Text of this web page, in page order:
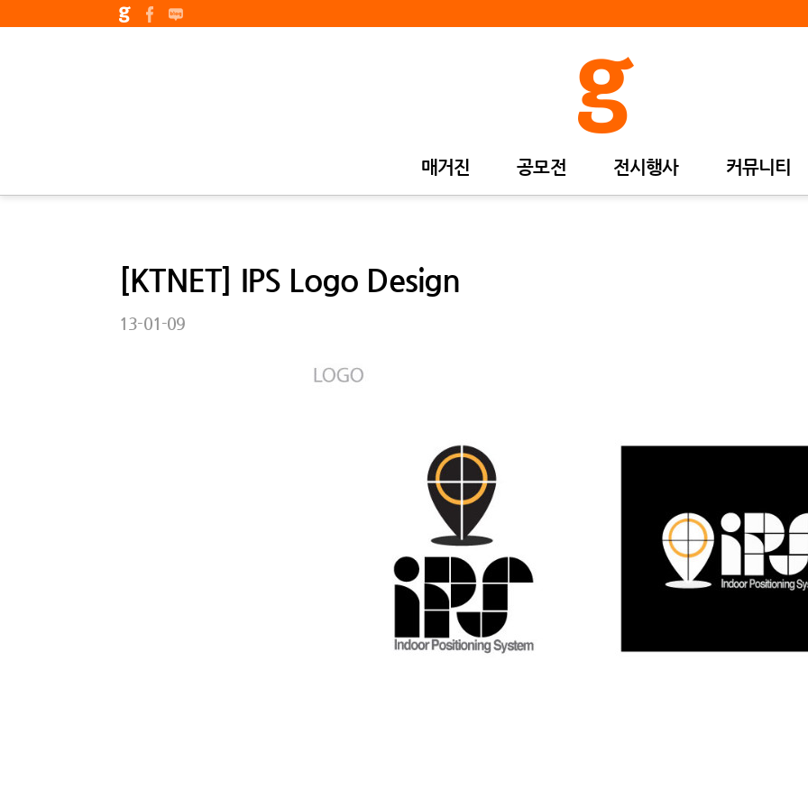
매거진 공모전 전시행사 커뮤니티
[KTNET] IPS Logo Design
13-01-09